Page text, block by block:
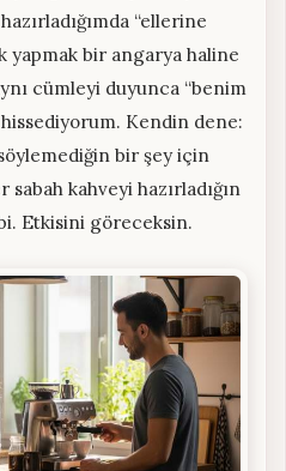
“ellerine
yapmak bir angarya haline
cümleyi duyunca “benim
Kendin dene:
bir şey için
kahveyi hazırladığın
Etkisini göreceksin.